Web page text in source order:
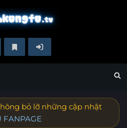
bỏ lỡ những cập nhật
FANPAGE